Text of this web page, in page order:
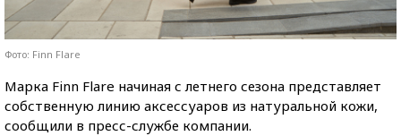
Фото: Finn Flare
Марка Finn Flare начиная с летнего сезона представляет
собственную линию аксессуаров из натуральной кожи,
сообщили в пресс-службе компании.